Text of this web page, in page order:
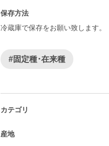
保存方法
冷蔵庫で保存をお願い致します。
#固定種･在来種
カテゴリ
産地